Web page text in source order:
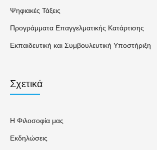
Ψηφιακές Τάξεις
Προγράμματα Επαγγελματικής Κατάρτισης
Εκπαιδευτική και Συμβουλευτική Υποστήριξη
Σχετικά
Η Φιλοσοφία μας
Εκδηλώσεις